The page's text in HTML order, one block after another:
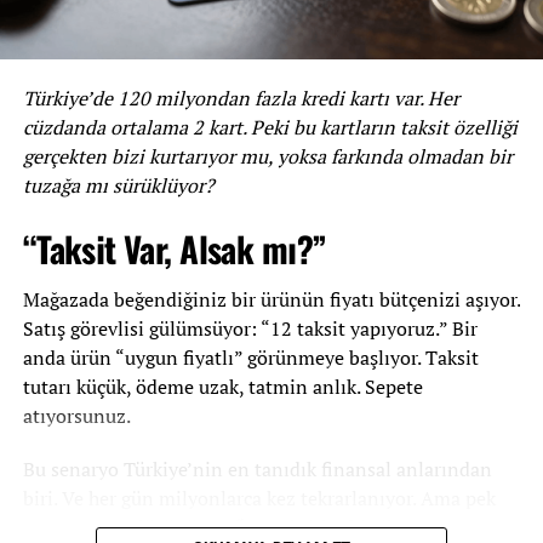
önceki konaklama tercihleri ve gezi rotaları analiz
edilerek, benzer tatil önerileri sunulabilir. Bu sayede
oluşturulabilir.
Ayrıca, e-mail pazarlama stratejilerinde görsel içerikler
ve interaktif kampanyalar kullanmak da önemlidir.
görseller ile kampanyalar daha cazip hale getirilebilir.
Mesajlara dahil edilen interaktif öğelerle müşterilerin
etkileşimi arttırılarak satışların artması sağlanabilir.
Sosyal Medya Pazarlaması
Turizm sektörü için sosyal medya pazarlaması oldukça
ve interaktif içerikler paylaşılarak hedef kitleye
sosyal medya platformları, turizm sektörü için oldukça
Türkiye’de 120 milyondan fazla kredi kartı var. Her
cüzdanda ortalama 2 kart. Peki bu kartların taksit özelliği
gerçekten bizi kurtarıyor mu, yoksa farkında olmadan bir
tuzağa mı sürüklüyor?
“Taksit Var, Alsak mı?”
Mağazada beğendiğiniz bir ürünün fiyatı bütçenizi aşıyor.
Satış görevlisi gülümsüyor: “12 taksit yapıyoruz.” Bir
anda ürün “uygun fiyatlı” görünmeye başlıyor. Taksit
tutarı küçük, ödeme uzak, tatmin anlık. Sepete
atıyorsunuz.
Bu senaryo Türkiye’nin en tanıdık finansal anlarından
azımız şunu düşünüyor: “Bu taksitler bittikten sonra ne